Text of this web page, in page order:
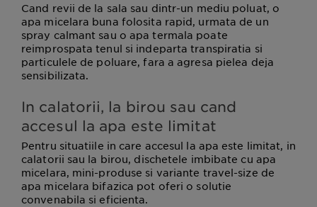
Cand revii de la sala sau dintr-un mediu poluat, o
apa micelara buna folosita rapid, urmata de un
spray calmant sau o apa termala poate
reimprospata tenul si indeparta transpiratia si
particulele de poluare, fara a agresa pielea deja
sensibilizata.
In calatorii, la birou sau cand
accesul la apa este limitat
Pentru situatiile in care accesul la apa este limitat, in
calatorii sau la birou, dischetele imbibate cu apa
micelara, mini-produse si variante travel-size de
apa micelara bifazica pot oferi o solutie
convenabila si eficienta.